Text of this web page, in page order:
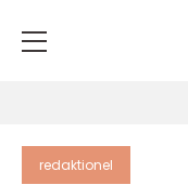
redaktionel